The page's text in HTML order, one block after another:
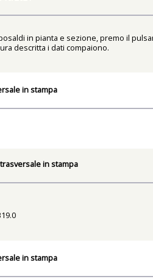
in pianta e sezione, premo il
descritta i dati compaiono.
in stampa
in stampa
in stampa